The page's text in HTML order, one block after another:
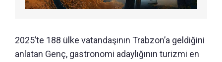
2025’te 188 ülke vatandaşının Trabzon’a geldiğini
anlatan Genç, gastronomi adaylığının turizmi en